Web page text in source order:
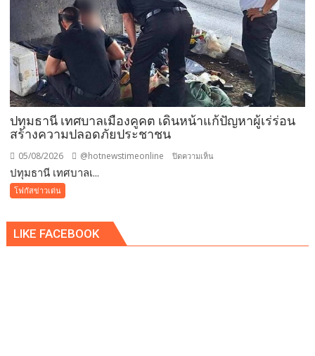
ฟรี
สวน
นงนุช
พัทยา
มอบ
ของ
ขวัญ
วัน
ชวน
ปทุมธานี เทศบาลเมืองคูคต เดินหน้าแก้ปัญหาผู้เร่ร่อน
สร้างความปลอดภัยประชาชน
05/08/2026 @hotnewstimeonline ปิดความเห็น
หน้า
ปทุมธานี เทศบาลเ...
โฟกัสข่าวเด่น
LIKE FACEBOOK